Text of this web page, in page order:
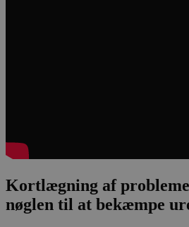
Kortlægning af
nøglen til at bekæmpe